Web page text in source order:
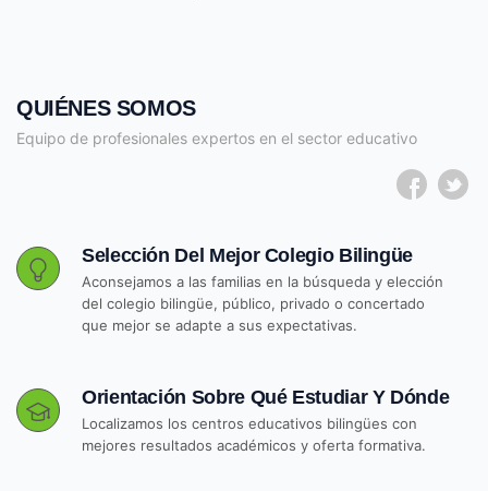
QUIÉNES SOMOS
Equipo de profesionales expertos en el sector educativo
Selección Del Mejor Colegio Bilingüe
Aconsejamos a las familias en la búsqueda y elección
del colegio bilingüe, público, privado o concertado
que mejor se adapte a sus expectativas.
Orientación Sobre Qué Estudiar Y Dónde
Localizamos los centros educativos bilingües con
mejores resultados académicos y oferta formativa.